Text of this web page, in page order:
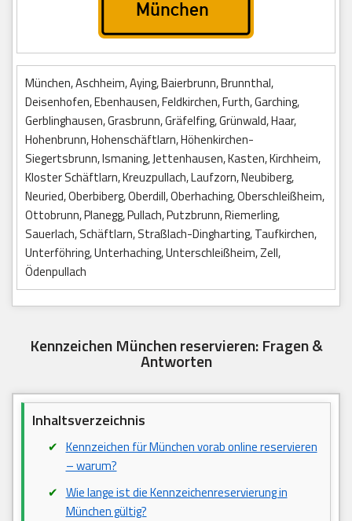
München, Aschheim, Aying, Baierbrunn, Brunnthal,
Deisenhofen, Ebenhausen, Feldkirchen, Furth, Garching,
Gerblinghausen, Grasbrunn, Gräfelfing, Grünwald, Haar,
Hohenbrunn, Hohenschäftlarn, Höhenkirchen-
Siegertsbrunn, Ismaning, Jettenhausen, Kasten, Kirchheim,
Kloster Schäftlarn, Kreuzpullach, Laufzorn, Neubiberg,
Neuried, Oberbiberg, Oberdill, Oberhaching, Oberschleißheim,
Ottobrunn, Planegg, Pullach, Putzbrunn, Riemerling,
Sauerlach, Schäftlarn, Straßlach-Dingharting, Taufkirchen,
Unterföhring, Unterhaching, Unterschleißheim, Zell,
Ödenpullach
Kennzeichen München reservieren: Fragen &
Antworten
Inhaltsverzeichnis
Kennzeichen für München vorab online reservieren
– warum?
Wie lange ist die Kennzeichenreservierung in
München gültig?